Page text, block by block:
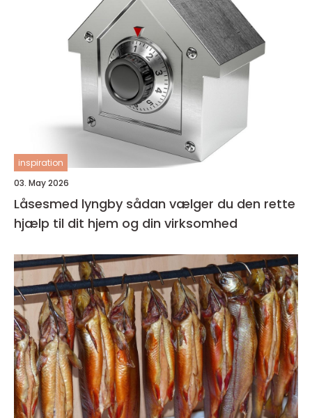
inspiration
03. May 2026
Låsesmed lyngby sådan vælger du den rette
hjælp til dit hjem og din virksomhed